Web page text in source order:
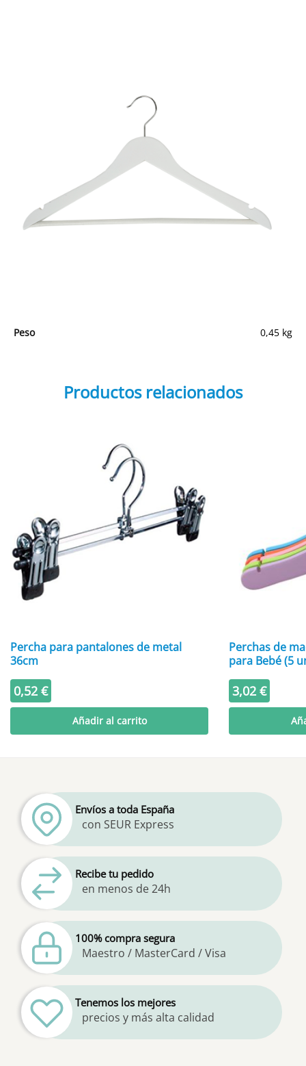
Peso 0,45 kg
Productos relacionados
Percha para pantalones de metal
36cm
0,52 €
Añadir al carrito
Perchas de
para Bebé (5
3,02 €
Envíos a toda España
con SEUR Express
Recibe tu pedido
en menos de 24h
100% compra segura
Maestro / MasterCard / Visa
Tenemos los mejores
precios y más alta calidad